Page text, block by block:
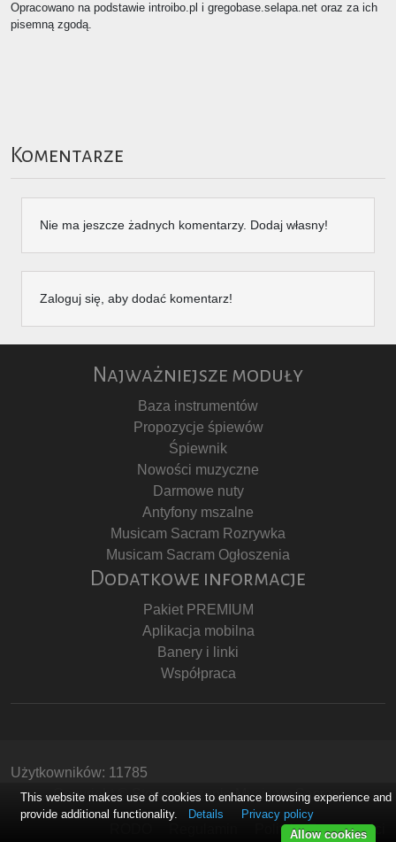
Opracowano na podstawie introibo.pl i gregobase.selapa.net oraz za ich
pisemną zgodą.
Komentarze
Nie ma jeszcze żadnych komentarzy. Dodaj własny!
Zaloguj się, aby dodać komentarz!
Najważniejsze moduły
Baza instrumentów
Propozycje śpiewów
Śpiewnik
Nowości muzyczne
Darmowe nuty
Antyfony mszalne
Musicam Sacram Rozrywka
Musicam Sacram Ogłoszenia
Dodatkowe informacje
Pakiet PREMIUM
Aplikacja mobilna
Banery i linki
Współpraca
Użytkowników: 11785
Copyright © Stowarzyszenie Musicam Sacram
Polityka Prywatności
This website makes use of cookies to enhance browsing experience and
provide additional functionality.
Details
Privacy policy
Allow cookies